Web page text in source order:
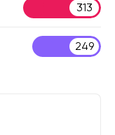
313
249